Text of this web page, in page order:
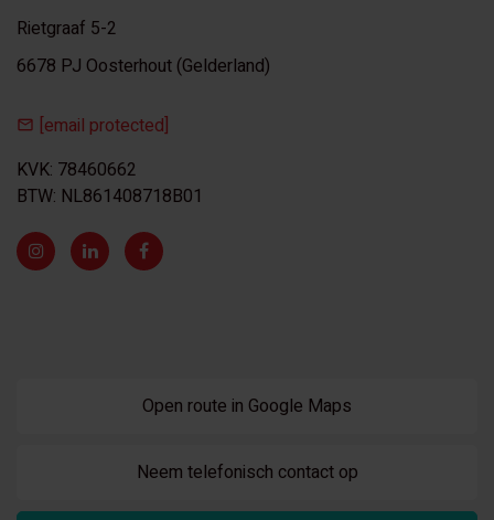
Rietgraaf 5-2
6678 PJ Oosterhout (Gelderland)
[email protected]
KVK: 78460662
BTW: NL861408718B01
Open route in Google Maps
Neem telefonisch contact op